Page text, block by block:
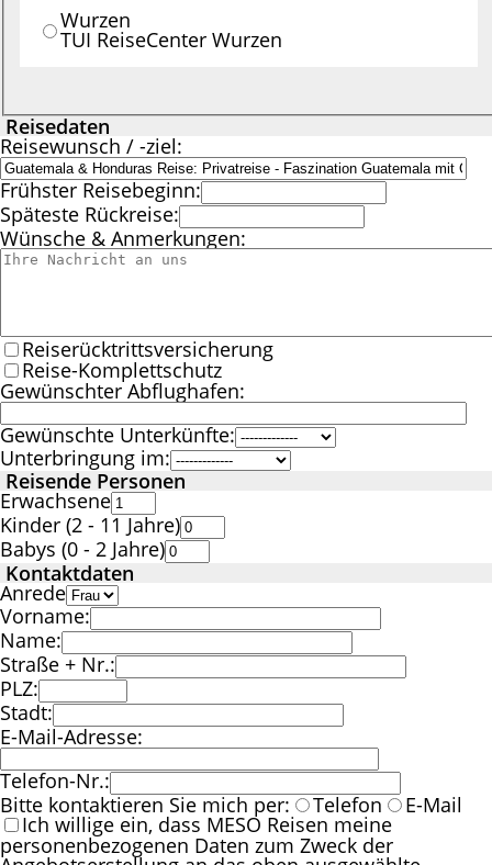
Wurzen
TUI ReiseCenter Wurzen
Reisedaten
Reisewunsch / -ziel:
Frühster Reisebeginn:
Späteste Rückreise:
Wünsche & Anmerkungen:
Reiserücktrittsversicherung
Reise-Komplettschutz
Gewünschter Abflughafen:
Gewünschte Unterkünfte:
Unterbringung im:
Reisende Personen
Erwachsene
Kinder (2 - 11 Jahre)
Babys (0 - 2 Jahre)
Kontaktdaten
Anrede
Vorname:
Name:
Straße + Nr.:
PLZ:
Stadt:
E-Mail-Adresse:
Telefon-Nr.:
Bitte kontaktieren Sie mich per:
Telefon E-Mail
Ich willige ein, dass MESO Reisen meine
personenbezogenen Daten zum Zweck der